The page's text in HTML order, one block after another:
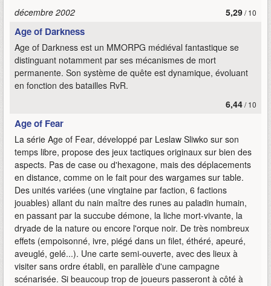
décembre 2002
5,29/ 10
Age of Darkness
Age of Darkness est un MMORPG médiéval fantastique se
distinguant notamment par ses mécanismes de mort
permanente. Son système de quête est dynamique, évoluant
en fonction des batailles RvR.
6,44/ 10
Age of Fear
La série Age of Fear, développé par Leslaw Sliwko sur son
temps libre, propose des jeux tactiques originaux sur bien des
aspects. Pas de case ou d'hexagone, mais des déplacements
en distance, comme on le fait pour des wargames sur table.
Des unités variées (une vingtaine par faction, 6 factions
jouables) allant du nain maître des runes au paladin humain,
en passant par la succube démone, la liche mort-vivante, la
dryade de la nature ou encore l'orque noir. De très nombreux
effets (empoisonné, ivre, piégé dans un filet, éthéré, apeuré,
aveuglé, gelé...). Une carte semi-ouverte, avec des lieux à
visiter sans ordre établi, en parallèle d'une campagne
scénarisée. Si beaucoup trop de joueurs passeront à côté à